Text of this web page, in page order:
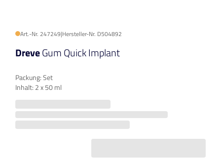
Art.-Nr. 247249|Hersteller-Nr. D504892
DreveGum Quick Implant
Packung: Set
Inhalt: 2 x 50 ml